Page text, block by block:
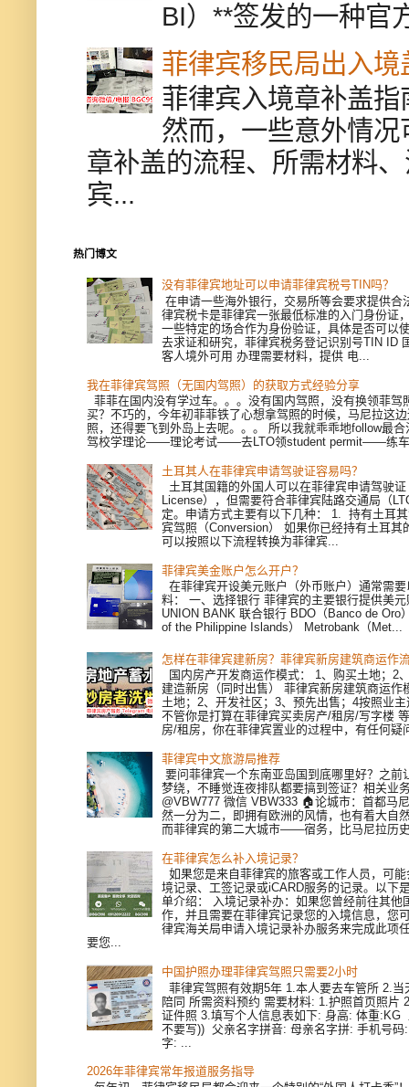
BI）**签发的一种官
菲律宾移民局出入
菲律宾入境章补盖
然而，一些意外情
章补盖的流程、所需材料
宾...
热门博文
没有菲律宾地址可以申请菲律宾税号TIN吗？
在申请一些海外银行，交易所等会要求提供合
律宾税卡是菲律宾一张最低标准的入门身份证
一些特定的场合作为身份验证，具体是否可以
去求证和研究，菲律宾税务登记识别号TIN ID
客人境外可用 办理需要材料，提供 电...
我在菲律宾驾照（无国内驾照）的获取方式经验分享
菲菲在国内没有学过车。。。没有国内驾照，没有换领菲驾
买？不巧的，今年初菲菲铁了心想拿驾照的时候，马尼拉这
照，还得要飞到外岛上去呢。。。 所以我就乖乖地follow最
驾校学理论——理论考试——去LTO领student permit——练
土耳其人在菲律宾申请驾驶证容易吗？
土耳其国籍的外国人可以在菲律宾申请驾驶证
License），但需要符合菲律宾陆路交通局（
定。申请方式主要有以下几种： 1. 持有土耳
宾驾照（Conversion） 如果你已经持有土耳其
可以按照以下流程转换为菲律宾...
菲律宾美金账户怎么开户？
在菲律宾开设美元账户（外币账户）通常需
料： 一、选择银行 菲律宾的主要银行提供美
UNION BANK 联合银行 BDO（Banco de Oro
of the Philippine Islands） Metrobank（Met...
怎样在菲律宾建新房？菲律宾新房建筑商运作
国内房产开发商运作模式： 1、购买土地；2
建造新房（同时出售） 菲律宾新房建筑商运作
土地；2、开发社区；3、预先出售；4按照业
不管你是打算在菲律宾买卖房产/租房/写字楼
房/租房，你在菲律宾置业的过程中，有任何疑
菲律宾中文旅游局推荐
要问菲律宾一个东南亚岛国到底哪里好？之前
梦绕，不睡觉连夜排队都要搞到签证？相关业
@VBW777 微信 VBW333 🏠论城市：首都马
然一分为二，即拥有欧洲的风情，也有着大自
而菲律宾的第二大城市——宿务，比马尼拉历
在菲律宾怎么补入境记录？
如果您是来自菲律宾的旅客或工作人员，可
境记录、工签记录或iCARD服务的记录。以下
单介绍： 入境记录补办：如果您曾经前往其他
作，并且需要在菲律宾记录您的入境信息，您
律宾海关局申请入境记录补办服务来完成此项
要您...
中国护照办理菲律宾驾照只需要2小时
菲律宾驾照有效期5年 1.本人要去车管所 2.当
陪同 所需资料预约 需要材料: 1.护照首页照片
证件照 3.填写个人信息表如下: 身高: 体重:KG
不要写)) 父亲名字拼音: 母亲名字拼: 手机号码
字: ...
2026年菲律宾常年报道服务指导